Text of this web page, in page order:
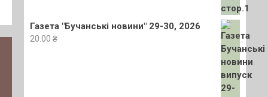
Газета "Бучанські новини" 29-30, 2026
20.00 ₴